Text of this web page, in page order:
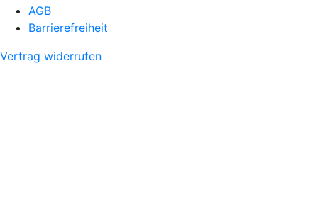
AGB
Barrierefreiheit
Vertrag widerrufen